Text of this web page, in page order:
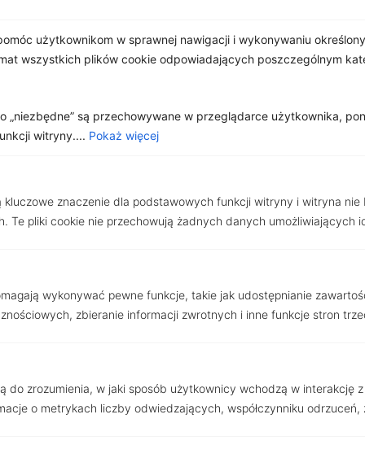
użytkownikom w sprawnej nawigacji i wykonywaniu
wszystkich plików cookie odpowiadających poszczególnym
„niezbędne” są przechowywane w przeglądarce użytkownika,
witryny.... Pokaż więcej
kluczowe znaczenie dla podstawowych funkcji witryny i witryna nie
Te pliki cookie nie przechowują żadnych danych umożliwiających
wykonywać pewne funkcje, takie jak udostępnianie
zbieranie informacji zwrotnych i inne funkcje stron
do zrozumienia, w jaki sposób użytkownicy wchodzą w interakcję
o metrykach liczby odwiedzających, współczynniku odrzuceń,
Wyślij